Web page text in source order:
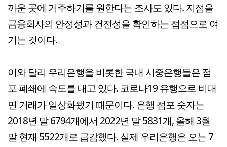
까운 곳에 거주하기를 원한다는 조사도 있다. 지점을
금융회사의 안정성과 건전성을 확인하는 접점으로 여
기는 것이다.
이와 달리 우리은행을 비롯한 국내 시중은행들은 점
포 폐쇄에 속도를 내고 있다. 코로나19 유행으로 비대
면 거래가 일상화됐기 때문이다. 은행 점포 숫자는
2018년 말 6794개에서 2022년 말 5831개, 올해 3월
말 현재 5522개로 급감했다. 실제 우리은행은 오는 7